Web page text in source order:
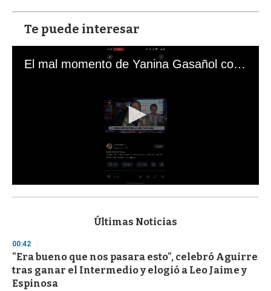
Te puede interesar
El mal momento de Yanina Gasañol con un hincha argentino en "Subrayado"
s
d
s
o
f
3
Últimas Noticias
00:42
"Era bueno que nos pasara esto", celebró Aguirre
tras ganar el Intermedio y elogió a Leo Jaime y
Espinosa